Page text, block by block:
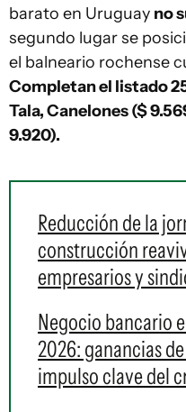
barato en Uruguay no
segundo lugar se
el balneario rochense
Completan el listado
Tala, Canelones ($
9.920).
Reducción de la
construcción
empresarios y
Negocio bancario
2026: ganancias
impulso clave del